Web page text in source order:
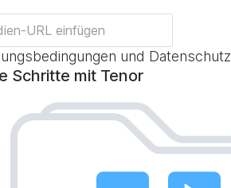
und Datenschutz
Schritte mit Tenor